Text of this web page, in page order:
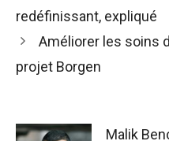
redéfinissant, expliqué
Améliorer les soins
projet Borgen
Malik